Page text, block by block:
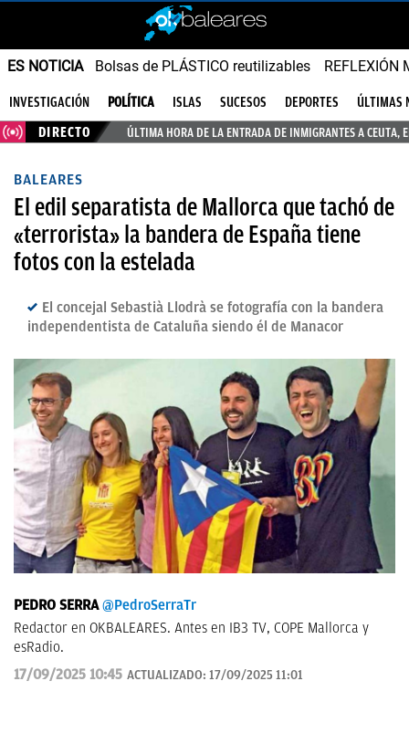
ES NOTICIA Bolsas de PLÁSTICO reutilizables REFLEXIÓN
INVESTIGACIÓN POLÍTICA ISLAS SUCESOS DEPORTES
ÚLTIMAS
DIRECTO
ÚLTIMA HORA DE LA ENTRADA DE INMIGRANTES A CEUTA,
BALEARES
El edil separatista de Mallorca que tachó de
«terrorista» la bandera de España tiene
fotos con la estelada
El concejal Sebastià Llodrà se fotografía con la bandera
independentista de Cataluña siendo él de Manacor
PEDRO SERRA @PedroSerraTr
Redactor en OKBALEARES. Antes en IB3 TV, COPE Mallorca y
esRadio.
17/09/2025 10:45 ACTUALIZADO: 17/09/2025 11:01